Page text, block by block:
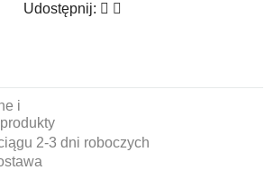
Udostępnij:
i
2-3 dni roboczych